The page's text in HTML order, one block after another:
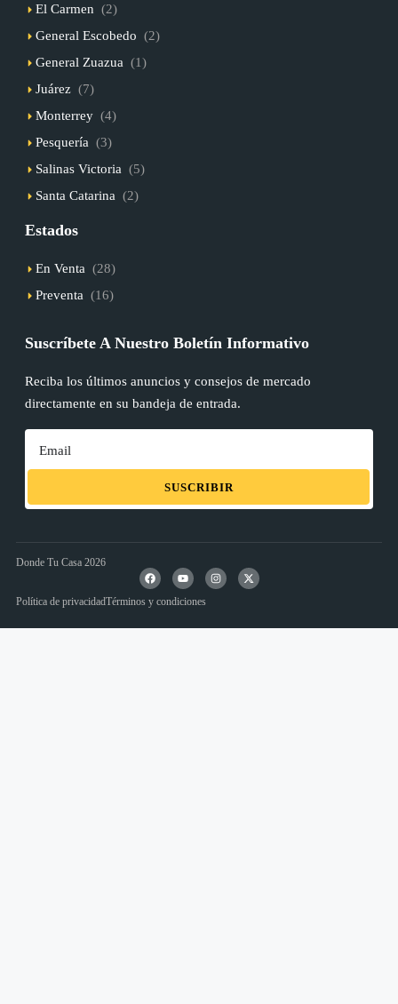
El Carmen (2)
General Escobedo (2)
General Zuazua (1)
Juárez (7)
Monterrey (4)
Pesquería (3)
Salinas Victoria (5)
Santa Catarina (2)
Estados
En Venta (28)
Preventa (16)
Suscríbete A Nuestro Boletín Informativo
Reciba los últimos anuncios y consejos de mercado
directamente en su bandeja de entrada.
SUSCRIBIR
Donde Tu Casa 2026
Política de privacidadTérminos y condiciones